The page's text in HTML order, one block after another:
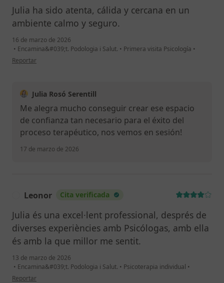
Julia ha sido atenta, cálida y cercana en un
ambiente calmo y seguro.
16 de marzo de 2026
• Encamina&#039;t. Podologia i Salut. • Primera visita Psicología •
en opinión del usuario YC
Reportar
Julia Rosó Serentill
Me alegra mucho conseguir crear ese espacio
de confianza tan necesario para el éxito del
proceso terapéutico, nos vemos en sesión!
17 de marzo de 2026
Leonor Cita verificada
Julia és una excel·lent professional, després de
diverses experiències amb Psicólogas, amb ella
és amb la que millor me sentit.
13 de marzo de 2026
• Encamina&#039;t. Podologia i Salut. • Psicoterapia individual •
en opinión del usuario Leonor
Reportar